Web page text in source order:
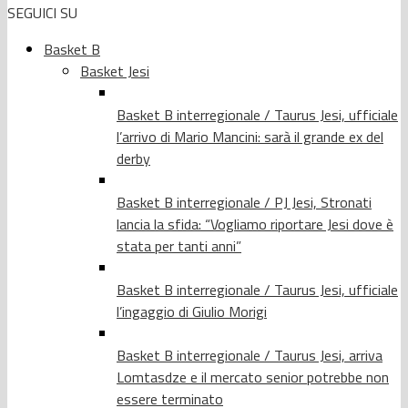
SEGUICI SU
Basket B
Basket Jesi
Basket B interregionale / Taurus Jesi, ufficiale
l’arrivo di Mario Mancini: sarà il grande ex del
derby
Basket B interregionale / PJ Jesi, Stronati
lancia la sfida: “Vogliamo riportare Jesi dove è
stata per tanti anni”
Basket B interregionale / Taurus Jesi, ufficiale
l’ingaggio di Giulio Morigi
Basket B interregionale / Taurus Jesi, arriva
Lomtasdze e il mercato senior potrebbe non
essere terminato